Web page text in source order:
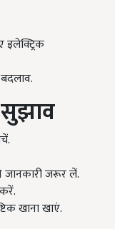
इलेक्ट्रिक
जरूर लें.
खाना खाएं.